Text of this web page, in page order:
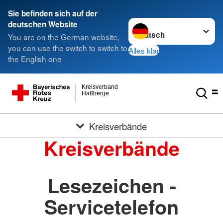
Sie befinden sich auf der
deutschen Website
You are on the German website,
you can use the switch to switch to
the English one
Sprache wechseln zu
Alles klar
Haßberge
Kreisverband
Kreisverbände
Kreisverbände
Lesezeichen -
Servicetelefon